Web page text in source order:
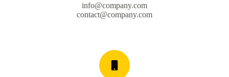
info@company.com
contact@company.com